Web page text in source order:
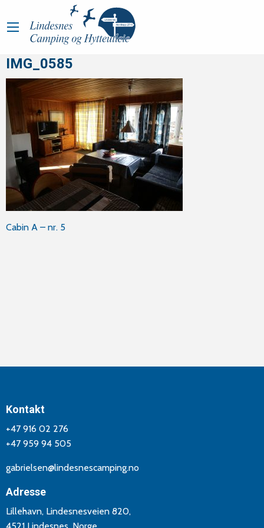
IMG_0585
Innleggsnavigasjon
Cabin A – nr. 5
Kontakt
+47 916 02 276
+47 959 94 505
gabrielsen@lindesnescamping.no
Adresse
Lillehavn, Lindesnesveien 820,